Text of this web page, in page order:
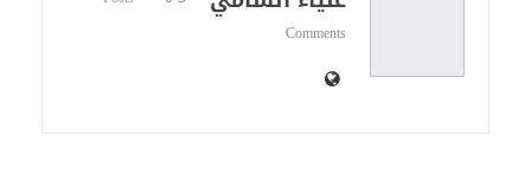
Comments